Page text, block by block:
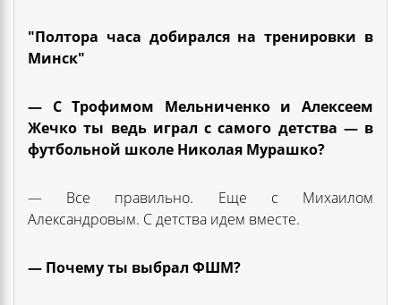
"Полтора часа добирался на тренировки в
Минск"
— С Трофимом Мельниченко и Алексеем
Жечко ты ведь играл с самого детства — в
футбольной школе Николая Мурашко?
— Все правильно. Еще с Михаилом
Александровым. С детства идем вместе.
— Почему ты выбрал ФШМ?